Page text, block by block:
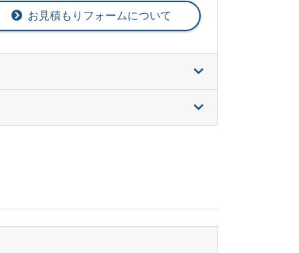
お見積もりフォームについて